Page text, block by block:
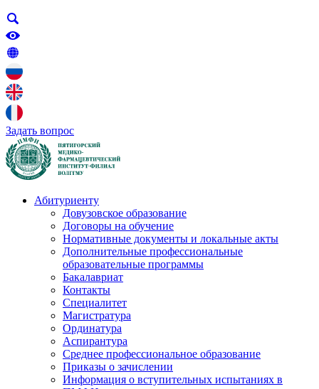
Задать вопрос
Абитуриенту
Довузовское образование
Договоры на обучение
Нормативные документы и локальные акты
Дополнительные профессиональные
образовательные программы
Бакалавриат
Контакты
Специалитет
Магистратура
Ординатура
Аспирантура
Среднее профессиональное образование
Приказы о зачислении
Информация о вступительных испытаниях в